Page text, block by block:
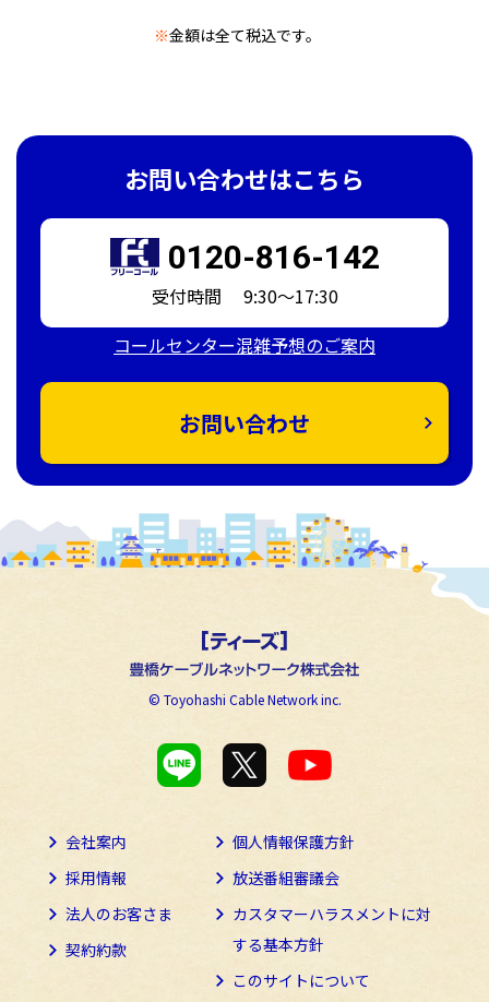
※金額は全て税込です。
お問い合わせはこちら
0120-816-142
受付時間 9:30～17:30
コールセンター混雑予想のご案内
お問い合わせ
© Toyohashi Cable Network inc.
会社案内
採用情報
法人のお客さま
契約約款
個人情報保護方針
放送番組審議会
カスタマーハラスメントに対
する基本方針
このサイトについて